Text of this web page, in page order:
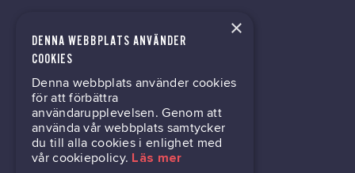
kontor@gil.se
031-63 64 80
Mölndalsvägen 30B
Box 24061
×
DENNA WEBBPLATS ANVÄNDER
COOKIES
Denna webbplats använder cookies
för att förbättra
användarupplevelsen. Genom att
använda vår webbplats samtycker
du till alla cookies i enlighet med
vår cookiepolicy. Läs mer